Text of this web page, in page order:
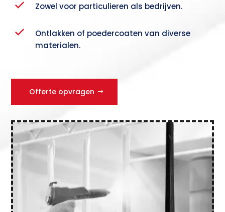
Zowel voor particulieren als bedrijven.
Ontlakken of poedercoaten van diverse
materialen.
Offerte opvragen